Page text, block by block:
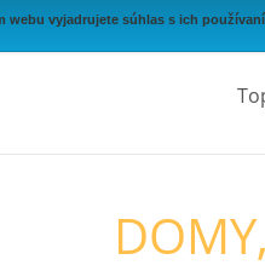
webu vyjadrujete súhlas s ich